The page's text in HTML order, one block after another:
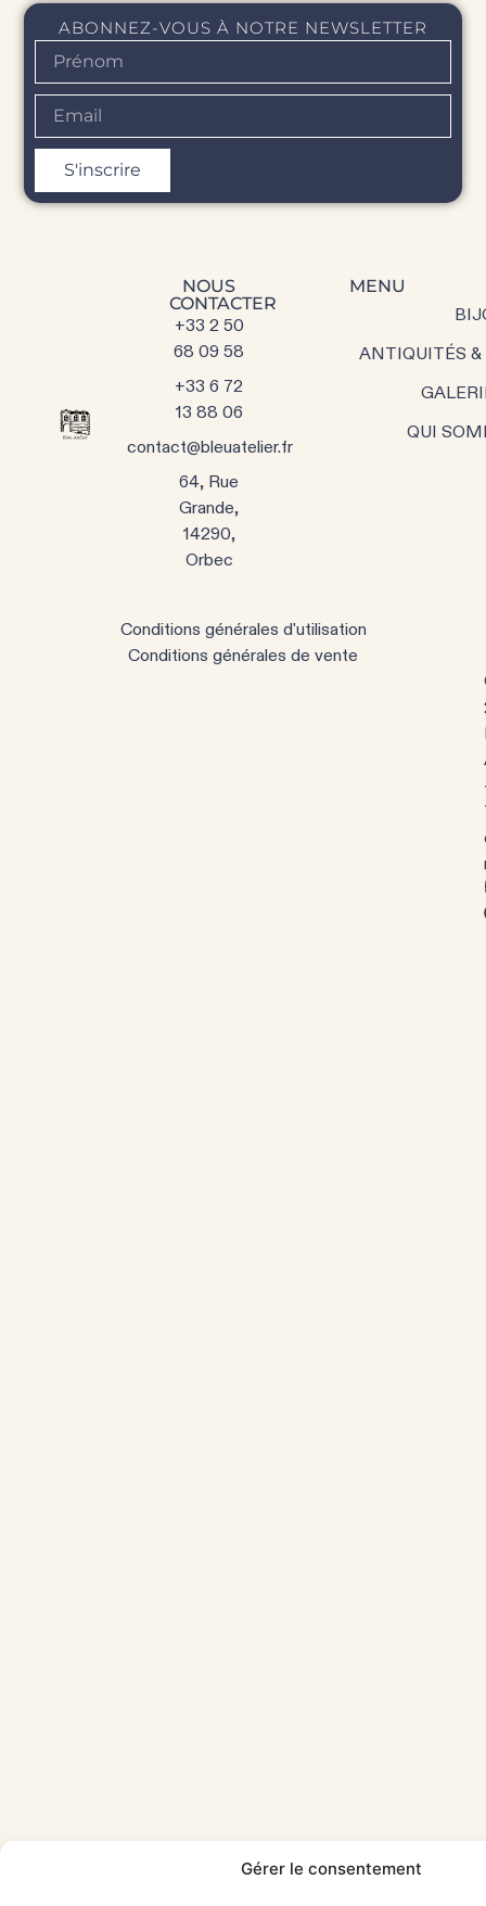
Gérer le consentement
ABONNEZ-VOUS À NOTRE NEWSLETTER
S'inscrire
NOUS
CONTACTER
+33 2 50
68 09 58
+33 6 72
13 88 06
contact@bleuatelier.fr
64, Rue
Grande,
14290,
Orbec
MENU
ANTIQUITÉS
QUI
Conditions générales d'utilisation
Conditions générales de vente